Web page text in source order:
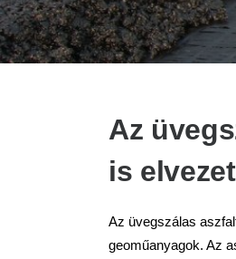
Az
is
Az üvegszálas
geoműanyagok. Az